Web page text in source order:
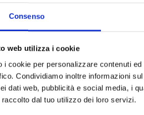
Consenso
web utilizza i cookie
i cookie per personalizzare contenuti
Condividiamo inoltre informazioni
dati web, pubblicità e social media, i
raccolto dal tuo utilizzo dei loro servizi.